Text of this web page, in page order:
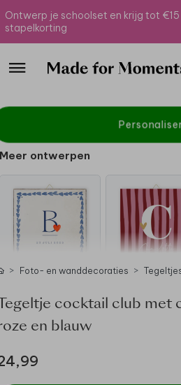
Ontwerp je schoolset en krijg tot €15
stapelkorting
Meer ontwerpen
Foto- en wanddecoraties
cocktail club met
en blauw